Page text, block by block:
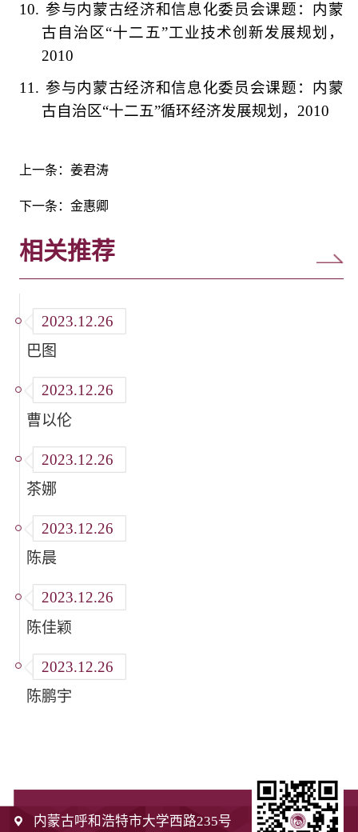
10. 参与内蒙古经济和信息化委员会课题：内蒙
古自治区“十二五”工业技术创新发展规划，
2010
11. 参与内蒙古经济和信息化委员会课题：内蒙
古自治区“十二五”循环经济发展规划， 2010
上一条： 姜君涛
下一条： 金惠卿
相关推荐
2023.12.26
巴图
2023.12.26
曹以伦
2023.12.26
茶娜
2023.12.26
陈晨
2023.12.26
陈佳颖
2023.12.26
陈鹏宇
内蒙古呼和浩特市大学西路235号